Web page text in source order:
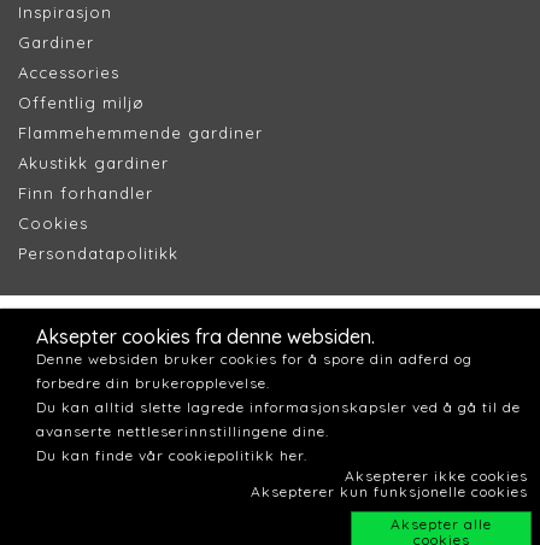
Inspirasjon
Gardiner
Accessories
Offentlig miljø
Flammehemmende gardiner
Akustikk gardiner
Finn forhandler
Cookies
Persondatapolitikk
Aksepter cookies fra denne websiden.
Denne websiden bruker cookies for å spore din adferd og
forbedre din brukeropplevelse.
Du kan alltid slette lagrede informasjonskapsler ved å gå til de
avanserte nettleserinnstillingene dine.
Du kan finde vår cookiepolitikk her.
Aksepterer ikke cookies
Aksepterer kun funksjonelle cookies
Aksepter alle
cookies